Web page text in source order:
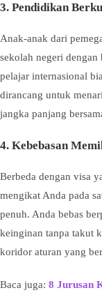
3. Pendidikan
Anak-anak dari
sekolah negeri
pelajar internasional
dirancang untuk
jangka panjang
4. Kebebasan
Berbeda dengan visa
mengikat Anda pada
penuh. Anda bebas
keinginan tanpa takut
koridor aturan yang
Baca juga: 8 Jurusan